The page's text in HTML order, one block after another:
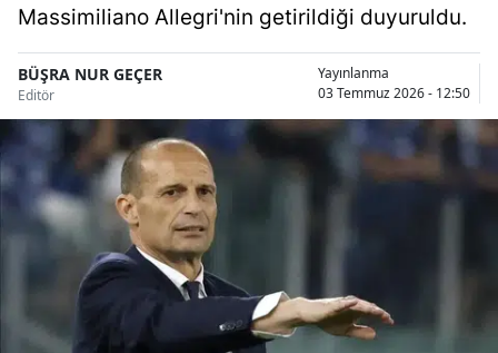
Bilecik
Bingöl
Çanakkale
Çankırı
Massimiliano Allegri'nin getirildiği duyuruldu.
BÜŞRA NUR GEÇER
Editör
Yayınlanma
03 Temmuz 2026 - 12:50